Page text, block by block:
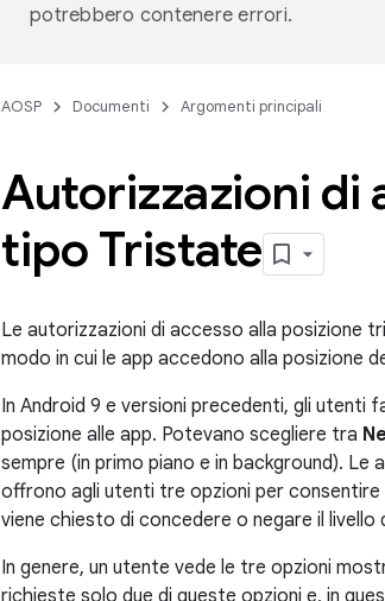
potrebbero contenere errori.
AOSP Documenti Argomenti principali
Autorizzazioni di
tipo Tristate
Le autorizzazioni di accesso alla posizione
modo in cui le app accedono alla posizione
In Android 9 e versioni precedenti, gli utenti
posizione alle app. Potevano scegliere tra
sempre (in primo piano e in background).
offrono agli utenti tre opzioni per consentire
viene chiesto di concedere o negare il
In genere, un utente vede le tre opzioni
richieste solo due di queste opzioni e, in